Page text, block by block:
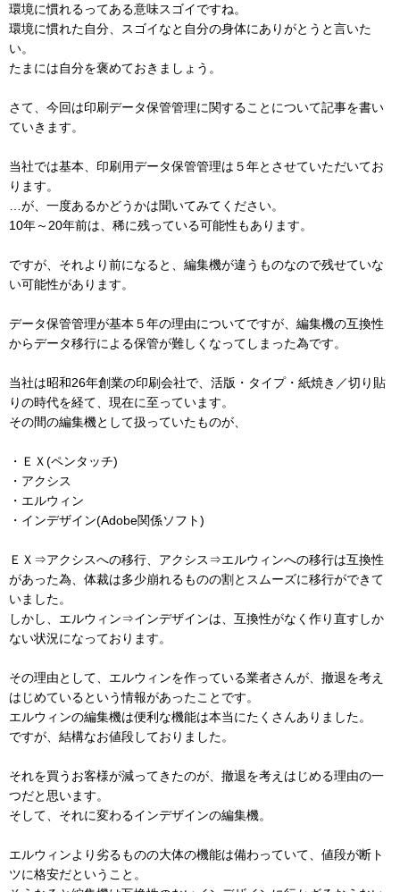
環境に慣れるってある意味スゴイですね。
環境に慣れた自分、スゴイなと自分の身体にありがとうと言いた
い。
たまには自分を褒めておきましょう。
さて、今回は印刷データ保管管理に関することについて記事を書い
ていきます。
当社では基本、印刷用データ保管管理は５年とさせていただいてお
ります。
…が、一度あるかどうかは聞いてみてください。
10年～20年前は、稀に残っている可能性もあります。
ですが、それより前になると、編集機が違うものなので残せていな
い可能性があります。
データ保管管理が基本５年の理由についてですが、編集機の互換性
からデータ移行による保管が難しくなってしまった為です。
当社は昭和26年創業の印刷会社で、活版・タイプ・紙焼き／切り貼
りの時代を経て、現在に至っています。
その間の編集機として扱っていたものが、
・ＥＸ(ペンタッチ)
・アクシス
・エルウィン
・インデザイン(Adobe関係ソフト)
ＥＸ⇒アクシスへの移行、アクシス⇒エルウィンへの移行は互換性
があった為、体裁は多少崩れるものの割とスムーズに移行ができて
いました。
しかし、エルウィン⇒インデザインは、互換性がなく作り直すしか
ない状況になっております。
その理由として、エルウィンを作っている業者さんが、撤退を考え
はじめているという情報があったことです。
エルウィンの編集機は便利な機能は本当にたくさんありました。
ですが、結構なお値段しておりました。
それを買うお客様が減ってきたのが、撤退を考えはじめる理由の一
つだと思います。
そして、それに変わるインデザインの編集機。
エルウィンより劣るものの大体の機能は備わっていて、値段が断ト
ツに格安だということ。